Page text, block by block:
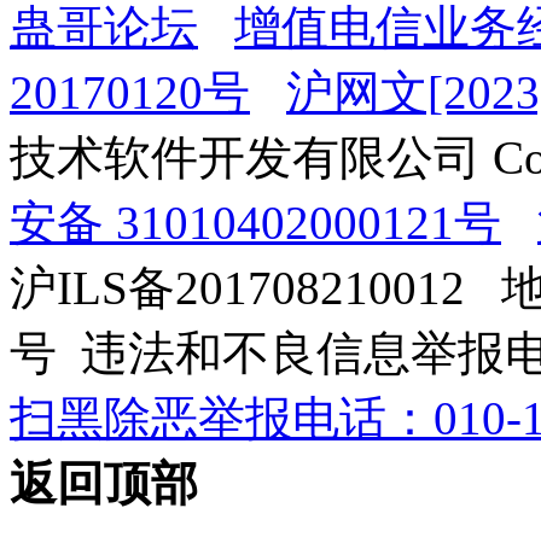
蛊哥论坛
增值电信业务
20170120号
沪网文
技术软件开发有限公司
安备 31010402000121号
沪ILS备201708210012
号 违法和不良信息举报
扫黑除恶举报电话：010-
返回顶部